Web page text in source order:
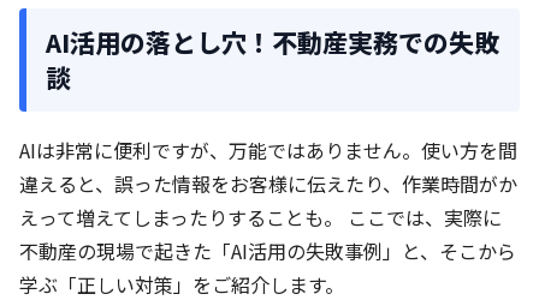
AI活用の落とし穴！不動産実務での失敗
談
AIは非常に便利ですが、万能ではありません。使い方を間
違えると、誤った情報をお客様に伝えたり、作業時間がか
えって増えてしまったりすることも。 ここでは、実際に
不動産の現場で起きた「AI活用の失敗事例」と、そこから
学ぶ「正しい対策」をご紹介します。